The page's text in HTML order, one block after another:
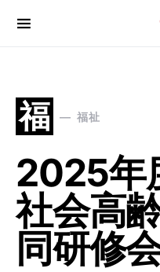
Search for:
福 福祉
2025年
社会高
同研修